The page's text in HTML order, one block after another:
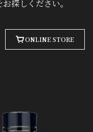
探しください。
ONLINE STORE